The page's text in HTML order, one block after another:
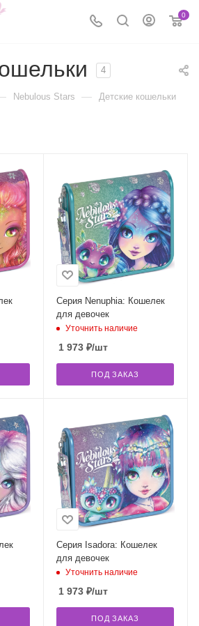
0
4
Nebulous Stars — Детские кошельки
Серия Nenuphia: Кошелек
для девочек
Уточнить наличие
1 973₽/шт
ПОД ЗАКАЗ
Серия Isadora: Кошелек
для девочек
Уточнить наличие
1 973₽/шт
ПОД ЗАКАЗ